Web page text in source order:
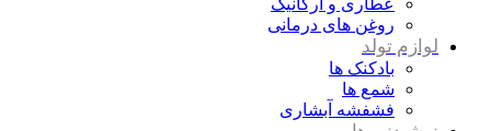
روغن های درمانی
لوازم تولد
بادکنک ها
شمع ها
فشفشه آبشاری